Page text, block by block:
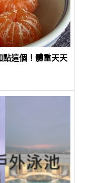
點這個！體重天天